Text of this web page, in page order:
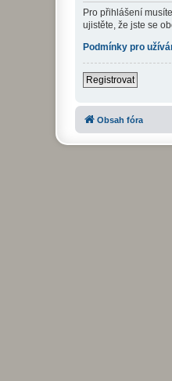
Pro přihlášení
ujistěte, že jste se
Podmínky pro
Registrovat
Obsah fóra